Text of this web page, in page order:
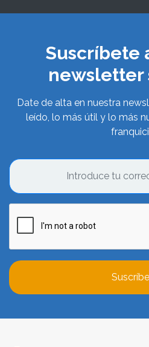
Suscríbete
newsletter
Date de alta en nuestra
leído, lo más útil y lo más